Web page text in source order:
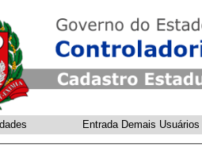
Entrada Demais Usuários